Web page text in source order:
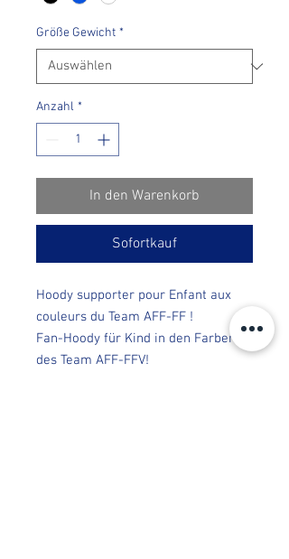
Größe Gewicht *
Anzahl *
In den Warenkorb
Sofortkauf
Hoody supporter pour Enfant aux
couleurs du Team AFF-FF !
Fan-Hoody für Kind in den Farben
des Team AFF-FFV!